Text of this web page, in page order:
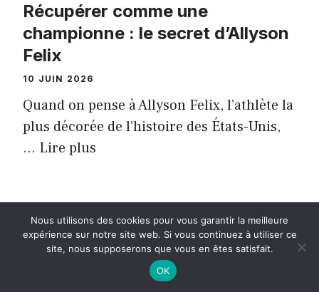
Récupérer comme une
championne : le secret d’Allyson
Felix
10 JUIN 2026
Quand on pense à Allyson Felix, l’athlète la
plus décorée de l’histoire des États-Unis,
... Lire plus
NUTRITION
Nous utilisons des cookies pour vous garantir la meilleure
expérience sur notre site web. Si vous continuez à utiliser ce
site, nous supposerons que vous en êtes satisfait.
OK